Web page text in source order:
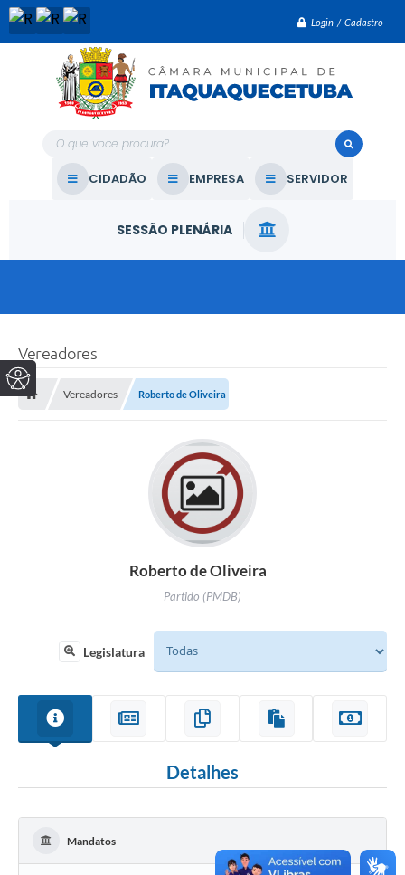
Login / Cadastro
O que voce procura?
CIDADÃO EMPRESA SERVIDOR
SESSÃO PLENÁRIA
Vereadores
Vereadores Roberto de Oliveira
Roberto de Oliveira
Partido (PMDB)
Legislatura
Detalhes
Mandatos